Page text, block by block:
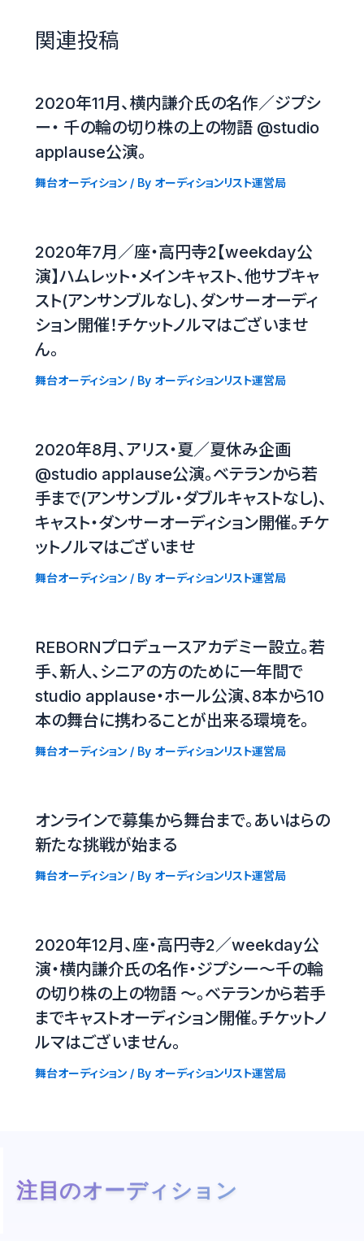
関連投稿
2020年11月、横内謙介氏の名作／ジプシ
ー・ 千の輪の切り株の上の物語 @studio
applause公演。
舞台オーディション/ By オーディションリスト運営局
2020年7月／座・高円寺2【weekday公
演】ハムレット・メインキャスト、他サブキャ
スト(アンサンブルなし)、ダンサーオーディ
ション開催！チケットノルマはございませ
ん。
舞台オーディション/ By オーディションリスト運営局
2020年8月、アリス・夏／夏休み企画
@studio applause公演。ベテランから若
手まで(アンサンブル・ダブルキャストなし)、
キャスト・ダンサーオーディション開催。チケ
ットノルマはございませ
舞台オーディション/ By オーディションリスト運営局
REBORNプロデュースアカデミー設立。若
手、新人、シニアの方のために一年間で
studio applause・ホール公演、8本から10
本の舞台に携わることが出来る環境を。
舞台オーディション/ By オーディションリスト運営局
オンラインで募集から舞台まで。あいはらの
新たな挑戦が始まる
舞台オーディション/ By オーディションリスト運営局
2020年12月、座・高円寺2／weekday公
演・横内謙介氏の名作・ジプシー〜千の輪
の切り株の上の物語 〜。ベテランから若手
までキャストオーディション開催。チケットノ
ルマはございません。
舞台オーディション/ By オーディションリスト運営局
注目のオーディション